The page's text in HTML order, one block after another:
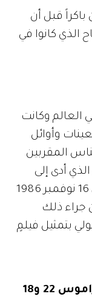
باكراً قبل أن
الذي كانوا في
العالم وكانت
وأوائل
المقربين
أدى إلى
إصابتها بفيروس الإيدز. توفت جيا في 16 نوفمبر 1986
جراء ذلك
جولي بتمثيل فيلمٍ
2- الشقيقتان إيليانا ولويسيل راموس 22 و18